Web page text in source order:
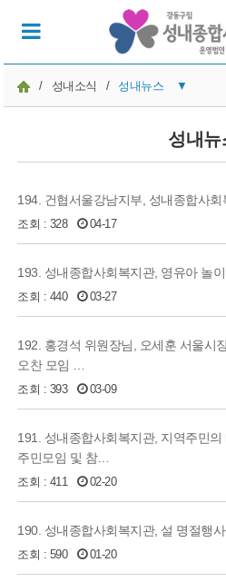
/ 성내소식 / 성내뉴스 ▼
성내이야기
성내뉴스
온라인 발간물
주민의견
성내뉴
194. 건협서울강남지부, 성내종합사
조회 : 328 04-17
193. 성내종합사회복지관, 영유아 놀
조회 : 440 03-27
192. 홍경석 위원장님, 오세훈 서울시
오찬 모임 …
조회 : 393 03-09
191. 성내종합사회복지관, 지역주민
주민모임 및 참…
조회 : 411 02-20
190. 성내종합사회복지관, 설 명절행
조회 : 590 01-20